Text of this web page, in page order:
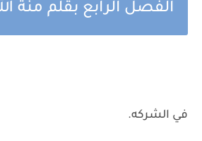
الفصل الرابع بقلم منة
في الشركه.